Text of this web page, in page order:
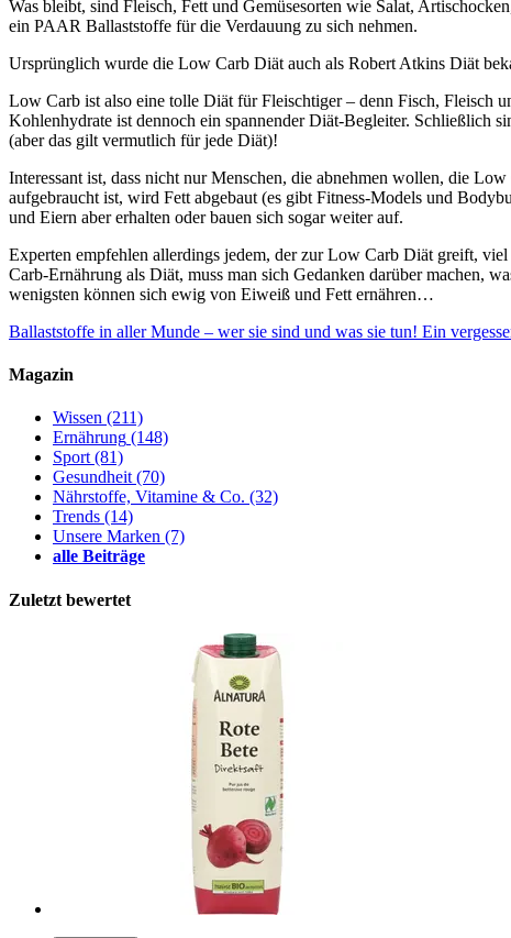
Was bleibt, sind Fleisch, Fett und Gemüsesorten wie Salat,
ein PAAR Ballaststoffe für die Verdauung zu sich nehmen.
Ursprünglich wurde die Low Carb Diät auch als Robert Atkins Diät
Low Carb ist also eine tolle Diät für Fleischtiger – denn Fisch, Fleisch
Kohlenhydrate ist dennoch ein spannender Diät-Begleiter. Schließlich
(aber das gilt vermutlich für jede Diät)!
Interessant ist, dass nicht nur Menschen, die abnehmen wollen, die
aufgebraucht ist, wird Fett abgebaut (es gibt Fitness-Models und
und Eiern aber erhalten oder bauen sich sogar weiter auf.
Experten empfehlen allerdings jedem, der zur Low Carb Diät greift,
Carb-Ernährung als Diät, muss man sich Gedanken darüber machen,
wenigsten können sich ewig von Eiweiß und Fett ernähren…
Ballaststoffe in aller Munde – wer sie sind und was sie tun! Ein
Magazin
Wissen (211)
Ernährung (148)
Sport(81)
Gesundheit(70)
Nährstoffe, Vitamine & Co. (32)
Trends (14)
Unsere Marken (7)
alle Beiträge
Zuletzt bewertet